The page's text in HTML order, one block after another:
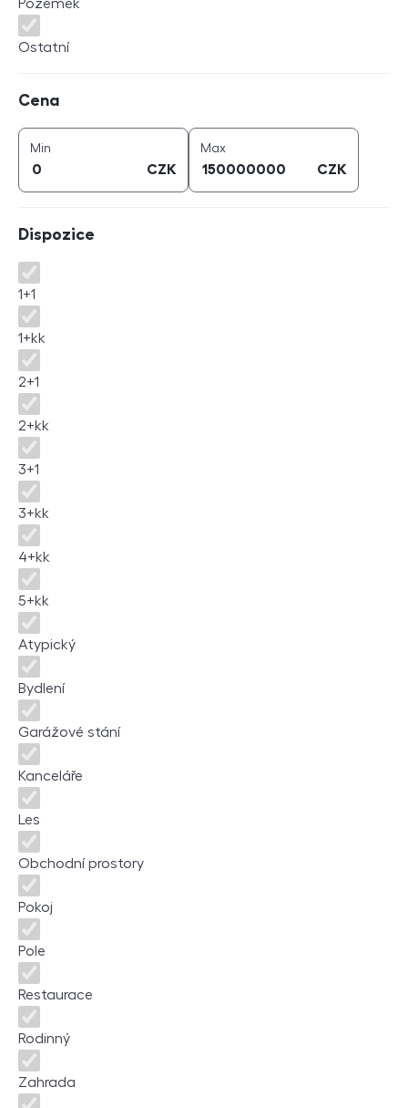
Pozemek
Ostatní
Cena
Min
CZK
Maxcena (
CZK
Dispozice
Dispozice
1+1
1+kk
2+1
2+kk
3+1
3+kk
4+kk
5+kk
Atypický
Bydlení
Garážové stání
Kanceláře
Les
Obchodní prostory
Pokoj
Pole
Restaurace
Rodinný
Zahrada